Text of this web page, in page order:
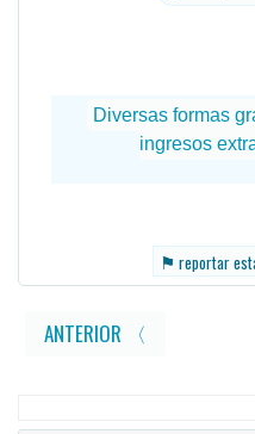
⚑ reportar
ANTERIOR 〈